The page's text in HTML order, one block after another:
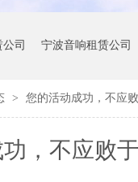
司 宁波音响租赁公司
> 您的活动成功，不应
功，不应败